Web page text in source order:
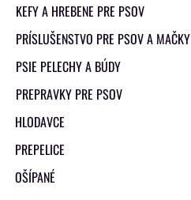
KEFY A HREBENE PRE PSOV
PRÍSLUŠENSTVO PRE PSOV A MAČKY
PSIE PELECHY A BÚDY
PREPRAVKY PRE PSOV
HLODAVCE
PREPELICE
OŠÍPANÉ